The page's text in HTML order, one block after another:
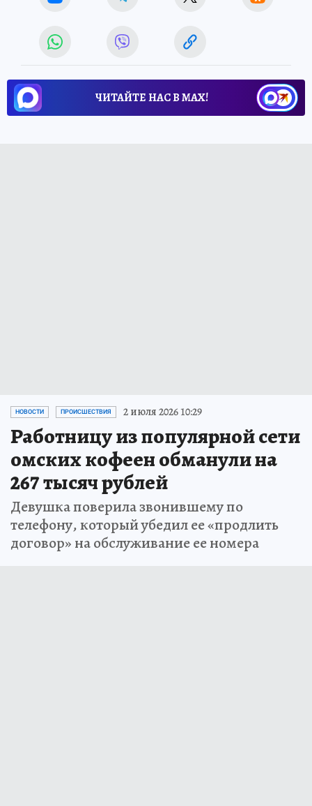
ЧИТАЙТЕ НАС В МАХ!
НОВОСТИ ПРОИСШЕСТВИЯ 2 июля 2026 10:29
Работницу из популярной сети
омских кофеен обманули на
267 тысяч рублей
Девушка поверила звонившему по
телефону, который убедил ее «продлить
договор» на обслуживание ее номера